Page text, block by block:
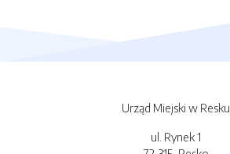
Urząd Miejski w Resku
ul. Rynek 1